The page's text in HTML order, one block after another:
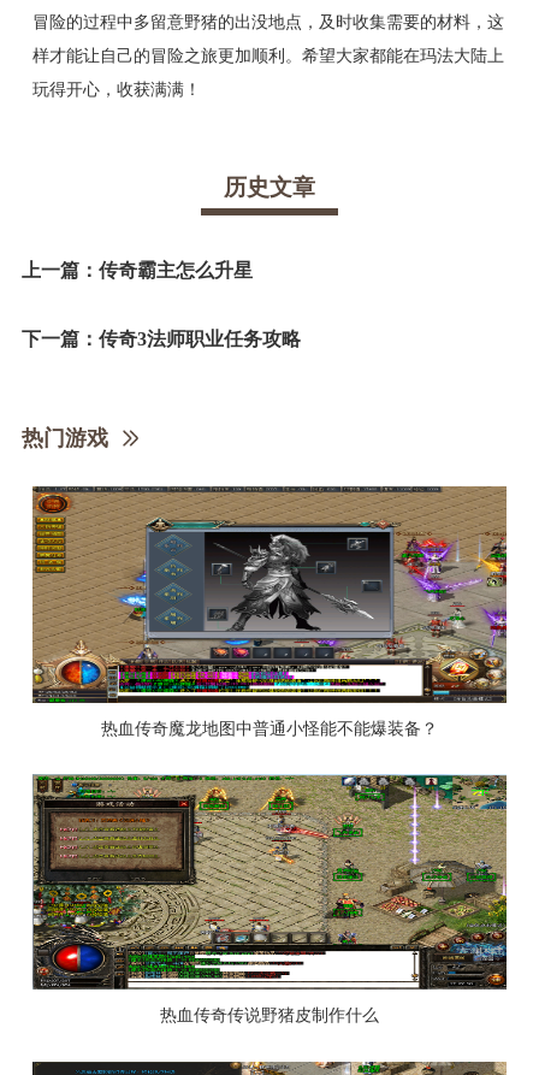
冒险的过程中多留意野猪的出没地点，及时收集需要的材料，这
样才能让自己的冒险之旅更加顺利。希望大家都能在玛法大陆上
玩得开心，收获满满！
历史文章
上一篇： 传奇霸主怎么升星
下一篇： 传奇3法师职业任务攻略
热门游戏
热血传奇魔龙地图中普通小怪能不能爆装备？
热血传奇传说野猪皮制作什么